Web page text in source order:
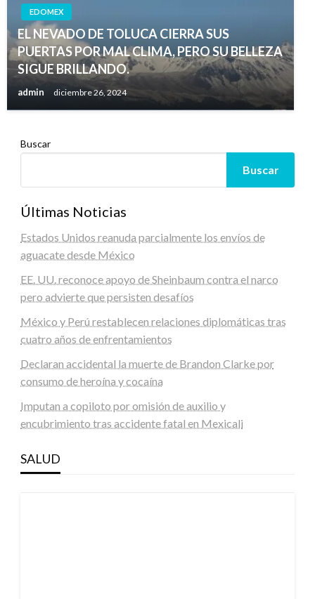
EDOMEX
EL NEVADO DE TOLUCA CIERRA SUS
PUERTAS POR MAL CLIMA, PERO SU BELLEZA
SIGUE BRILLANDO.
admin diciembre 26, 2024
Buscar
Buscar
Últimas Noticias
Estados Unidos reanuda parcialmente los envíos de
aguacate desde México
EE. UU. reconoce apoyo de Sheinbaum contra el narco
pero advierte que persisten desafíos
México y Perú restablecen relaciones diplomáticas tras
cuatro años de enfrentamientos
Declaran accidental la muerte de Brandon Clarke por
consumo de heroína y cocaína
Imputan a copiloto por omisión de auxilio y
encubrimiento tras accidente fatal en Mexicali
SALUD